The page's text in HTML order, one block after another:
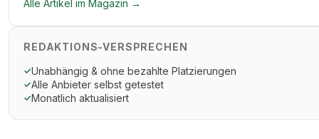
Alle Artikel im Magazin →
REDAKTIONS-VERSPRECHEN
✓Unabhängig & ohne bezahlte Platzierungen
✓Alle Anbieter selbst getestet
✓Monatlich aktualisiert